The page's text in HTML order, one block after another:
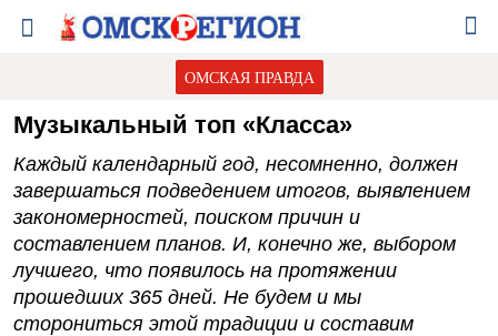
ОМСКАЯ ПРАВДА
Музыкальный топ «Класса»
Каждый календарный год, несомненно, должен
завершаться подведением итогов, выявлением
закономерностей, поиском причин и
составлением планов. И, конечно же, выбором
лучшего, что появилось на протяжении
прошедших 365 дней. Не будем и мы
сторониться этой традиции и составим